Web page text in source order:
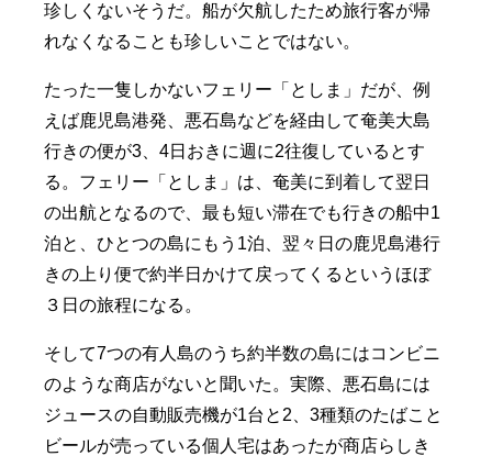
珍しくないそうだ。船が欠航したため旅行客が帰
れなくなることも珍しいことではない。
たった一隻しかないフェリー「としま」だが、例
えば鹿児島港発、悪石島などを経由して奄美大島
行きの便が3、4日おきに週に2往復しているとす
る。フェリー「としま」は、奄美に到着して翌日
の出航となるので、最も短い滞在でも行きの船中1
泊と、ひとつの島にもう1泊、翌々日の鹿児島港行
きの上り便で約半日かけて戻ってくるというほぼ
３日の旅程になる。
そして7つの有人島のうち約半数の島にはコンビニ
のような商店がないと聞いた。実際、悪石島には
ジュースの自動販売機が1台と2、3種類のたばこと
ビールが売っている個人宅はあったが商店らしき